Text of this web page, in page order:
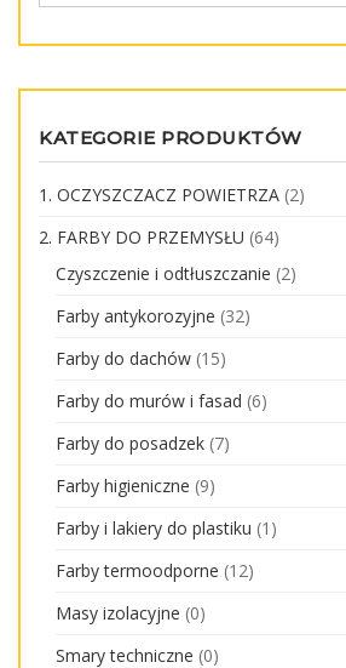
KATEGORIE PRODUKTÓW
1. OCZYSZCZACZ POWIETRZA (2)
2. FARBY DO PRZEMYSŁU (64)
Czyszczenie i odtłuszczanie (2)
Farby antykorozyjne (32)
Farby do dachów (15)
Farby do murów i fasad (6)
Farby do posadzek (7)
Farby higieniczne (9)
Farby i lakiery do plastiku (1)
Farby termoodporne (12)
Masy izolacyjne (0)
Smary techniczne (0)